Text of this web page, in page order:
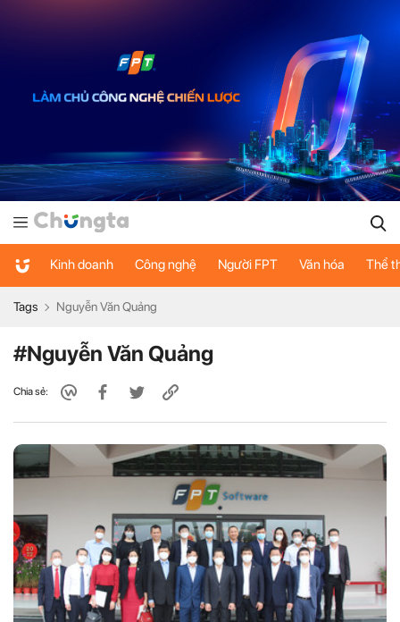
Kinh doanh Công nghệ Người FPT Văn hóa Thể
Tags Nguyễn Văn Quảng
#Nguyễn Văn Quảng
Chia sẻ: